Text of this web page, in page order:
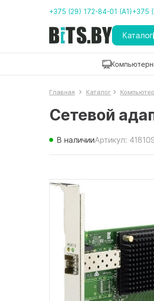
+375 (29) 172-84-01 (A1)+375
Каталог
Главная Каталог
Сетевой
В наличииАртикул: